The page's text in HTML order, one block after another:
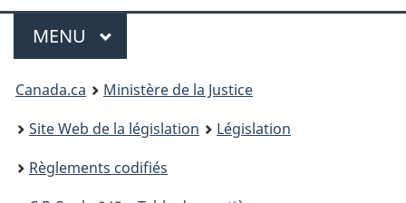
Menu
MENU PRINCIPAL
You
are
here:
Canada.ca
Ministère de la Justice
Site Web de la législation
Législation
Règlements codifiés